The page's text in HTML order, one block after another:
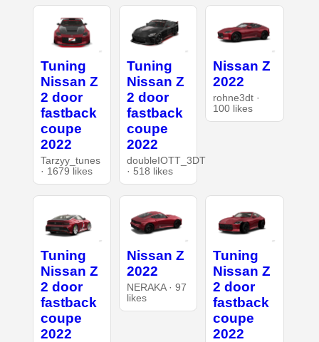
Tuning
Nissan Z
2 door
fastback
coupe
2022
Tarzyy_tunes
· 1679 likes
Tuning
Nissan Z
2 door
fastback
coupe
2022
doubleIOTT_3DT
· 518 likes
Nissan Z
2022
rohne3dt ·
100 likes
Tuning
Nissan Z
2 door
fastback
coupe
2022
Nissan Z
2022
NERAKA · 97
likes
Tuning
Nissan Z
2 door
fastback
coupe
2022